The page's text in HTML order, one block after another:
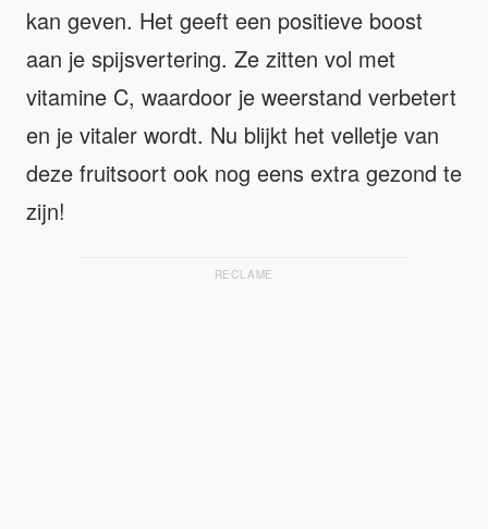
kan geven. Het geeft een positieve boost
aan je spijsvertering. Ze zitten vol met
vitamine C, waardoor je weerstand verbetert
en je vitaler wordt. Nu blijkt het velletje van
deze fruitsoort ook nog eens extra gezond te
zijn!
RECLAME